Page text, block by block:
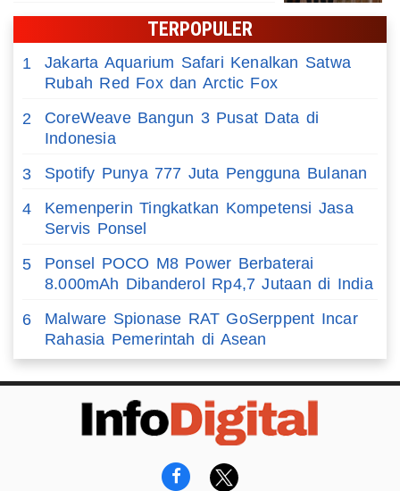
TERPOPULER
1
Jakarta Aquarium Safari Kenalkan Satwa
Rubah Red Fox dan Arctic Fox
2
CoreWeave Bangun 3 Pusat Data di
Indonesia
3
Spotify Punya 777 Juta Pengguna Bulanan
4
Kemenperin Tingkatkan Kompetensi Jasa
Servis Ponsel
5
Ponsel POCO M8 Power Berbaterai
8.000mAh Dibanderol Rp4,7 Jutaan di India
6
Malware Spionase RAT GoSerppent Incar
Rahasia Pemerintah di Asean